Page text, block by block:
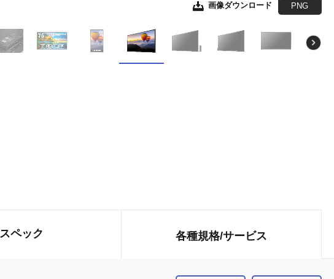
画像ダウンロード PNG
画像ダウンロード JPEG
画像ダウンロード JPEG
画像ダウンロード JPEG
画像ダウンロード JPEG
画像ダウンロード JPEG
画像ダウンロード JPEG
スペック 各種規格/サービス